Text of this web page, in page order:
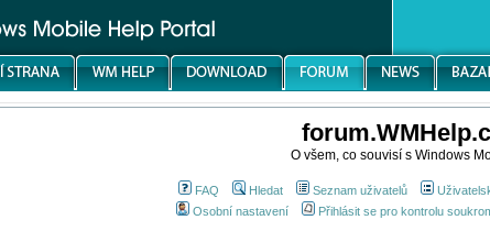
O všem, co souvisí s Windows
FAQ Hledat Seznam uživatelů
Osobní nastavení
Přihlásit se pro kontrolu